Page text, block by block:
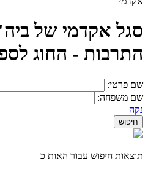
סגל אקדמי של
התרבות - החוג
שם פרטי:
שם משפחה:
נקה
תוצאות חיפוש עבור האות כ